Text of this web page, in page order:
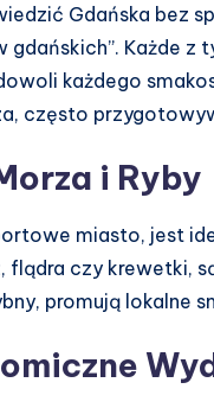
Gdańska bez
gdańskich”. Każde
każdego
często
i Ryby
miasto, jest
flądra czy krewetki,
promują lokalne